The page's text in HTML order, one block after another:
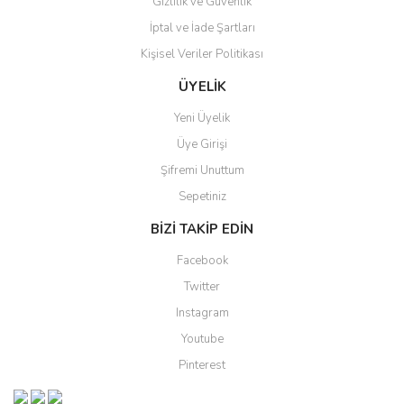
Gönder
İptal ve İade Şartları
Kişisel Veriler Politikası
ÜYELİK
Yeni Üyelik
Üye Girişi
Şifremi Unuttum
Sepetiniz
BİZİ TAKİP EDİN
Facebook
Twitter
Instagram
Youtube
Pinterest